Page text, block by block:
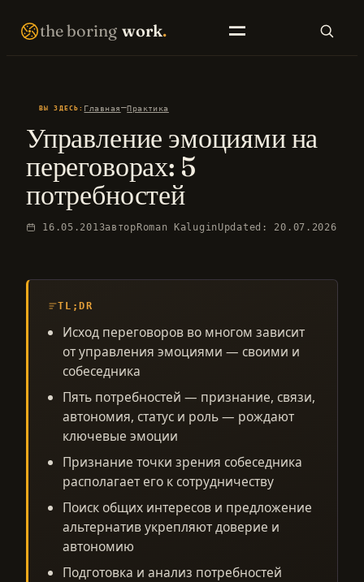
THE BORING WORK · SELF-IMPROVEMENT THAT COMPOUNDS · EST. 2007 · NO FIREWORKS ·
the boring work.
EN LIBRARY RU LIBRARY
ВЫ ЗДЕСЬ: Главная—Практика
Управление эмоциями на
переговорах: 5
потребностей
16.05.2013автор Roman Kalugin Updated: 20.07.2026
TL;DR
Исход переговоров во многом зависит
от управления эмоциями — своими и
собеседника
Пять потребностей — признание, связи,
автономия, статус и роль — рождают
ключевые эмоции
Признание точки зрения собеседника
располагает его к сотрудничеству
Поиск общих интересов и предложение
альтернатив укрепляют доверие и
автономию
Подготовка и анализ потребностей